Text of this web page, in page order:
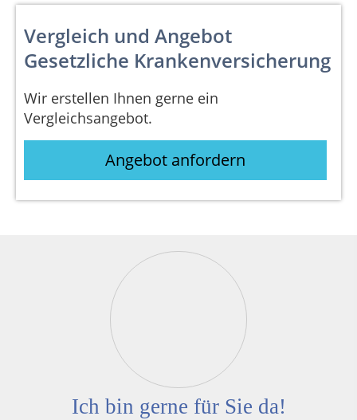
Vergleich und Angebot
Gesetzliche Krankenversicherung
Wir erstellen Ihnen gerne ein
Vergleichsangebot.
Angebot anfordern
Ich bin gerne für Sie da!